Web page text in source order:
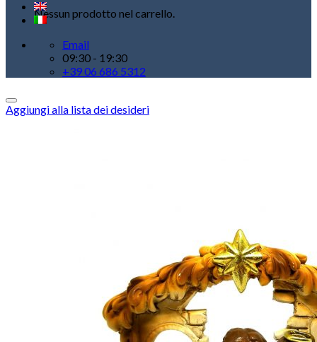
Nessun prodotto nel carrello.
Email
09:30 - 19:30
+39 06 686 5312
Aggiungi alla lista dei desideri